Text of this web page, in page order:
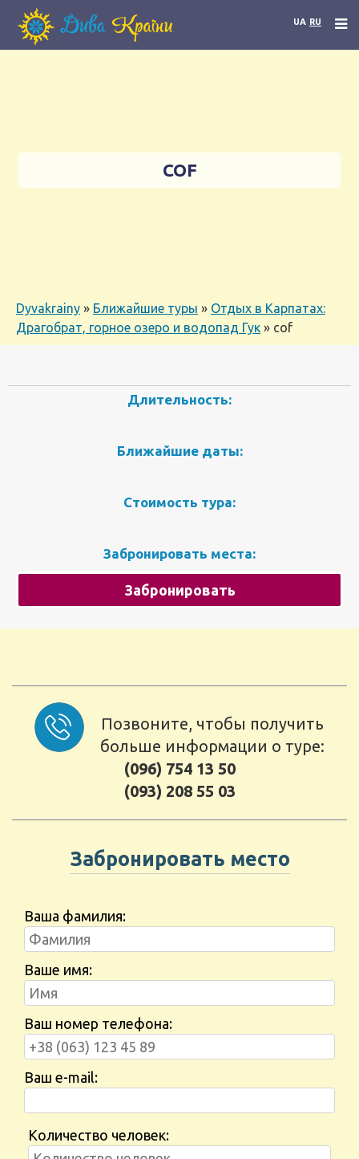
UA RU
COF
Dyvakrainy » Ближайшие туры » Отдых в Карпатах:
Драгобрат, горное озеро и водопад Гук » cof
Длительность:
Ближайшие даты:
Стоимость тура:
Забронировать места:
Забронировать
Позвоните, чтобы получить
больше информации о туре:
(096) 754 13 50
(093) 208 55 03
Забронировать место
Ваша фамилия:
Ваше имя:
Ваш номер телефона:
Ваш e-mail:
Количество человек: